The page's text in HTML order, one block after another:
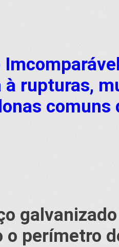
rupturas,
lonas
o perímetro